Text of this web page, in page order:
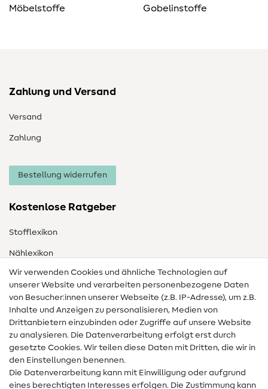
Möbelstoffe
Gobelinstoffe
Zahlung und Versand
Versand
Zahlung
Bestellung widerrufen
Kostenlose Ratgeber
Stofflexikon
Nählexikon
Nähanleitungen
Hilfe & Kontakt
Kontakt
Infos zum Betreiberwechsel
Widerrufsrecht
Wir verwenden Cookies und ähnliche Technologien auf
unserer Website und verarbeiten personenbezogene Daten
von Besucher:innen unserer Webseite (z.B. IP-Adresse), um z.B.
Inhalte und Anzeigen zu personalisieren, Medien von
Drittanbietern einzubinden oder Zugriffe auf unsere Website
zu analysieren. Die Datenverarbeitung erfolgt erst durch
gesetzte Cookies. Wir teilen diese Daten mit Dritten, die wir in
den Einstellungen benennen.
Die Datenverarbeitung kann mit Einwilligung oder aufgrund
eines berechtigten Interesses erfolgen. Die Zustimmung kann